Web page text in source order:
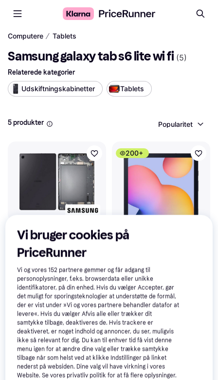
Computere ∕ Tablets
Samsung galaxy tab s6 lite wi fi (5)
Relaterede kategorier
Udskiftningskabinetter
Tablets
5 produkter Popularitet
Samsung Galaxy Tab S6 Lite
Wi-Fi Bagside Grå
479 kr.
1 butik
200+
Samsung Galaxy Tab
S6 Lite 10.4 2020 Wi-Fi
SM-P610 64GB
10.5", Android 10
1.990 kr.
1 butik
50+
Vi bruger cookies på
PriceRunner
Vi og vores152 partnere gemmer og får adgang til
personoplysninger, f.eks. browserdata eller unikke
identifikatorer, på din enhed. Hvis du vælger Accepter, gør
det muligt for sporingsteknologier at understøtte de formål,
der er vist under »Vi og vores partnere behandler datafor at
levere«. Hvis du vælger Afvis alle eller trækker dit
samtykke tilbage, deaktiveres de. Hvis trackere er
deaktiveret, er noget indhold og annoncer, du ser, muligvis
ikke så relevant for dig. Du kan til enhver tid få vist denne
menu igen for at ændre dine valg eller trække samtykke
tilbage når som helst ved at klikke Indstillinger på linket
nederst på websiden. Dine valg vil have virkning i vores
Website. Se vores privatliv politik for at få flere oplysninger.